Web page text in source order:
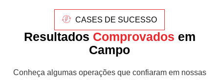
CASES DE SUCESSO
Resultados Comprovados em
Campo
Conheça algumas operações que confiaram em nossas